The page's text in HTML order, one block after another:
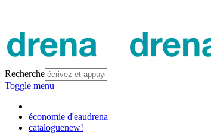
Recherche
Toggle menu
économie d'eaudrena
cataloguenew!